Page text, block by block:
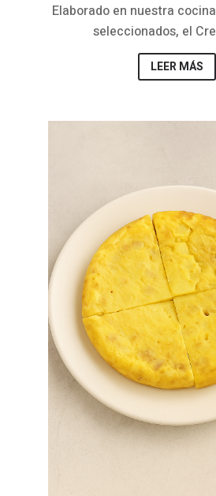
Elaborado en nuestra
seleccionados, el
LEER MÁS